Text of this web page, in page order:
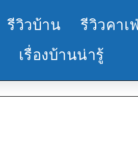
รีวิวบ้าน รีวิวคาเฟ่
เรื่องบ้านน่ารู้